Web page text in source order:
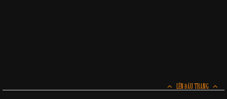
LÊN ĐẦU TRANG